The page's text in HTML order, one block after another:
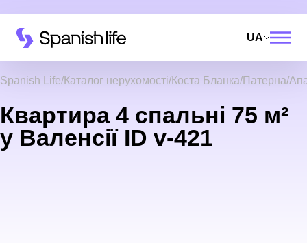
UA
Spanish Life Каталог нерухомості Коста Бланка Патерна
Квартира 4 спальні 75 м²
у Валенсії ID v-421